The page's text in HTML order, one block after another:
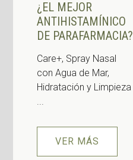
¿EL MEJOR
ANTIHISTAMÍNICO
DE PARAFARMACIA?
Care+, Spray Nasal
con Agua de Mar,
Hidratación y Limpieza
VER MÁS